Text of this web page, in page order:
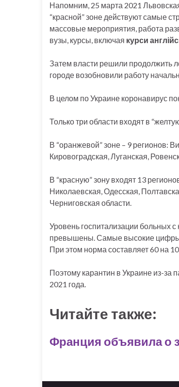
Напомним, 25 марта 2021
“красной” зоне действуют самые
массовые мероприятия, работа
вузы, курсы, включая курси
Затем власти решили продолжить
городе возобновили работу
В целом по Украине коронавирус
Только три области входят в
В “оранжевой” зоне – 9 регионов:
Кировоградская, Луганская,
В “красную” зону входят 13
Николаевская, Одесская,
Черниговская области.
Уровень госпитализации больных
превышены. Самые высокие цифры
При этом норма составляет 60 на
Поэтому карантин в Украине из-
2021 года.
Читайте также:
Франция объявила о